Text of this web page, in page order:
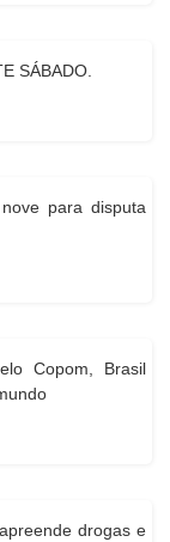
SÁBADO.
para disputa
Copom, Brasil
drogas e